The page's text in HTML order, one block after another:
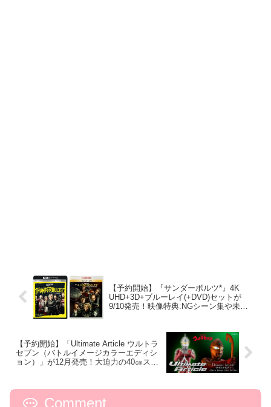
【予約開始】『サンダーボルツ*』4K
UHD+3D+ブルーレイ(+DVD)セットが
9/10発売！映像特典:NGシーン集や未公
【予約開始】「Ultimate Article ウルトラ
セブン（バトルイメージカラーエディシ
ョン）」が12月発売！大迫力の40㎝スケ
Comment